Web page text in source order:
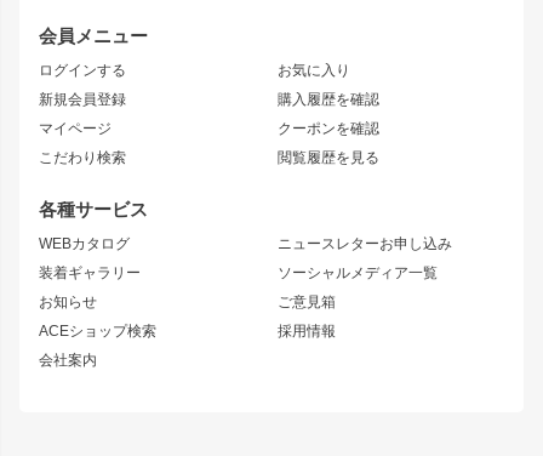
会員メニュー
ログインする
新規会員登録
マイページ
こだわり検索
お気に入り
購入履歴を確認
クーポンを確認
閲覧履歴を見る
各種サービス
WEBカタログ
装着ギャラリー
お知らせ
ACEショップ検索
会社案内
ニュースレターお申し込み
ソーシャルメディア一覧
ご意見箱
採用情報
トレノ
マークX
ニッサン
S15 シルビア
S14 シルビア 後期
S13 シルビア
180SX
シルエイティ
ワンビア
ローレル
セフィーロ
キャラバン
スズキ
リアウイング
ジムニーパーツ
ホイール
MUD-S7
MUD-SR7
まつど家 鉄漢